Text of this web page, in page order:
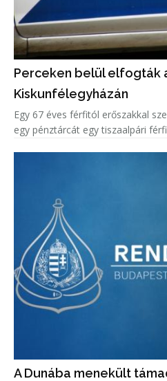
Perceken belül elfogták
Kiskunfélegyházán
Egy 67 éves férfitól erőszakkal
egy pénztárcát egy tiszaalpári
A Dunába menekült